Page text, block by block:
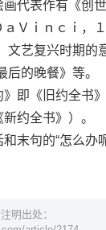
代表作有《创
ａＶｉｎｃｉ，
文艺复兴时期的
后的晚餐》等。
《旧约全书》
约全书》）。
句的“怎么办呢
明出处：